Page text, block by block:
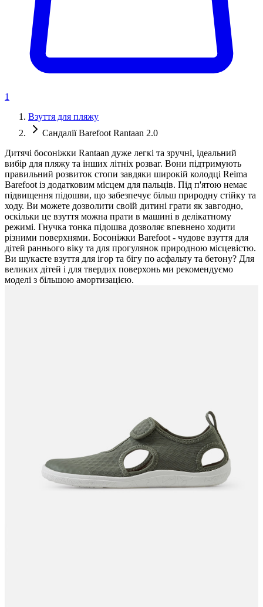
1
Взуття для пляжу
Сандалії Barefoot Rantaan 2.0
Дитячі босоніжки Rantaan дуже легкі та зручні, ідеальний
вибір для пляжу та інших літніх розваг. Вони підтримують
правильний розвиток стопи завдяки широкій колодці Reima
Barefoot із додатковим місцем для пальців. Під п'ятою немає
підвищення підошви, що забезпечує більш природну стійку та
ходу. Ви можете дозволити своїй дитині грати як завгодно,
оскільки це взуття можна прати в машині в делікатному
режимі. Гнучка тонка підошва дозволяє впевнено ходити
різними поверхнями. Босоніжки Barefoot - чудове взуття для
дітей раннього віку та для прогулянок природною місцевістю.
Ви шукаєте взуття для ігор та бігу по асфальту та бетону? Для
великих дітей і для твердих поверхонь ми рекомендуємо
моделі з більшою амортизацією.